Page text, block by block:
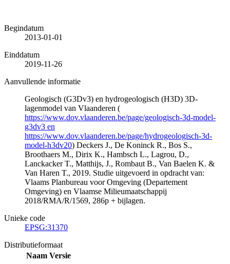
Begindatum
2013-01-01
Einddatum
2019-11-26
Aanvullende informatie
Geologisch (G3Dv3) en hydrogeologisch (H3D) 3D-
lagenmodel van Vlaanderen (
https://www.dov.vlaanderen.be/page/geologisch-3d-model-
g3dv3 en
https://www.dov.vlaanderen.be/page/hydrogeologisch-3d-
model-h3dv20) Deckers J., De Koninck R., Bos S.,
Broothaers M., Dirix K., Hambsch L., Lagrou, D.,
Lanckacker T., Matthijs, J., Rombaut B., Van Baelen K. &
Van Haren T., 2019. Studie uitgevoerd in opdracht van:
Vlaams Planbureau voor Omgeving (Departement
Omgeving) en Vlaamse Milieumaatschappij
2018/RMA/R/1569, 286p + bijlagen.
Unieke code
EPSG:31370
Distributieformaat
Naam Versie